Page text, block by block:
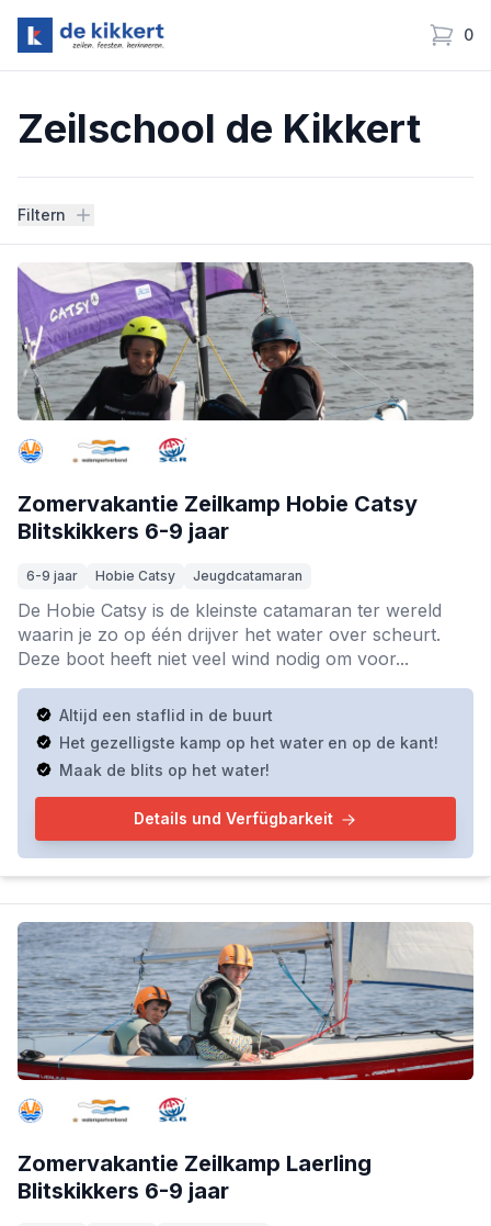
Zeilschool de Kikkert
0
items
Zeilschool de Kikkert
Filtern
Zomervakantie Zeilkamp Hobie Catsy
Blitskikkers 6-9 jaar
6-9 jaar Hobie Catsy Jeugdcatamaran
De Hobie Catsy is de kleinste catamaran ter wereld
waarin je zo op één drijver het water over scheurt.
Deze boot heeft niet veel wind nodig om voor...
Altijd een staflid in de buurt
Het gezelligste kamp op het water en op de kant!
Maak de blits op het water!
Details und Verfügbarkeit
Zomervakantie Zeilkamp Laerling
Blitskikkers 6-9 jaar